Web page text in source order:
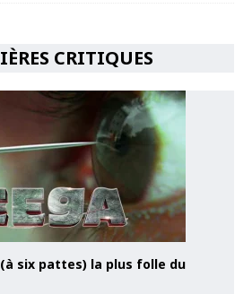
CRITIQUES
six pattes) la plus folle du